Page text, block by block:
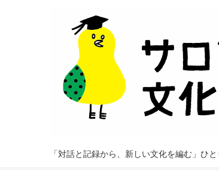
「対話と記録から、新しい文化を編む」ひ